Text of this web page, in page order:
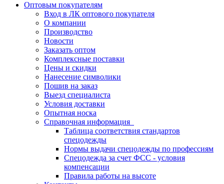
Оптовым покупателям
Вход в ЛК оптового покупателя
О компании
Производство
Новости
Заказать оптом
Комплексные поставки
Цены и скидки
Нанесение символики
Пошив на заказ
Выезд специалиста
Условия доставки
Опытная носка
Справочная информация
Таблица соответствия стандартов
спецодежды
Нормы выдачи спецодежды по профессиям
Спецодежда за счет ФСС - условия
компенсации
Правила работы на высоте